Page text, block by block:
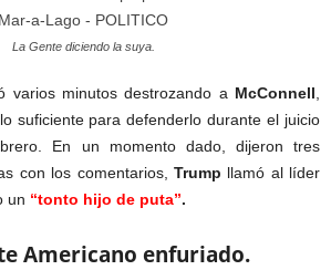
La Gente diciendo la suya.
varios minutos destrozando a McConnell
suficiente para defenderlo durante el juicio
En un momento dado, dijeron tres
con los comentarios, Trump llamó al líder
un “tonto hijo de puta”.
Americano enfuriado.